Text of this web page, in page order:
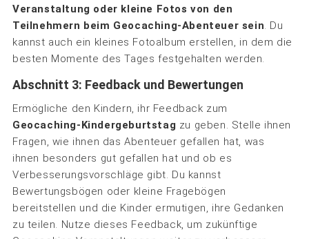
Veranstaltung oder kleine Fotos von den
Teilnehmern beim Geocaching-Abenteuer sein. Du
kannst auch ein kleines Fotoalbum erstellen, in dem die
besten Momente des Tages festgehalten werden.
Abschnitt 3: Feedback und Bewertungen
Ermögliche den Kindern, ihr Feedback zum
Geocaching-Kindergeburtstag zu geben. Stelle ihnen
Fragen, wie ihnen das Abenteuer gefallen hat, was
ihnen besonders gut gefallen hat und ob es
Verbesserungsvorschläge gibt. Du kannst
Bewertungsbögen oder kleine Fragebögen
bereitstellen und die Kinder ermutigen, ihre Gedanken
zu teilen. Nutze dieses Feedback, um zukünftige